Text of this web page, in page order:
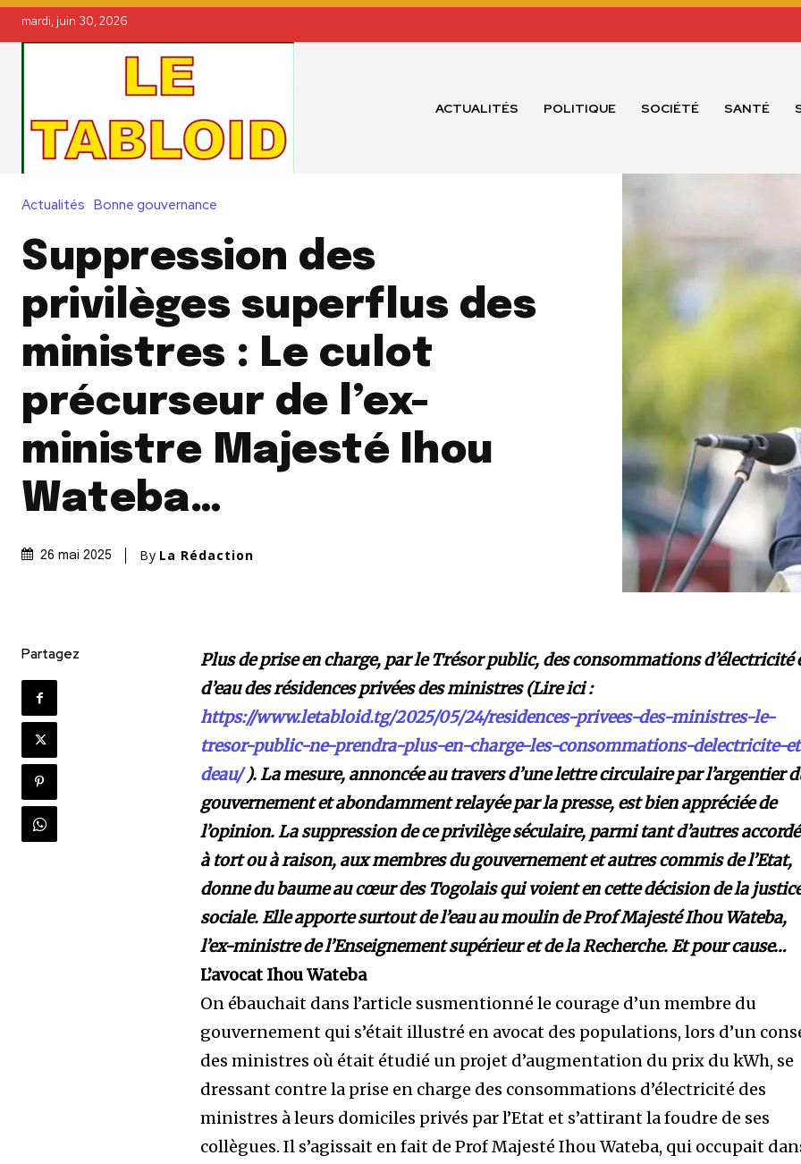
mardi, juin 30, 2026
ACTUALITÉS POLITIQUE SOCIÉTÉ SANTÉ
Actualités Bonne gouvernance
Suppression des
privilèges superflus des
ministres : Le culot
précurseur de l’ex-
ministre Majesté Ihou
Wateba…
26 mai 2025 By La Rédaction
Partagez
Plus de prise en charge, par le Trésor public, des consommations d’électricité
d’eau des résidences privées des ministres (Lire ici :
https://www.letabloid.tg/2025/05/24/residences-privees-des-ministres-le-
tresor-public-ne-prendra-plus-en-charge-les-consommations-delectricite-
deau/). La mesure, annoncée au travers d’une lettre circulaire par l’argentier
gouvernement et abondamment relayée par la presse, est bien appréciée de
l’opinion. La suppression de ce privilège séculaire, parmi tant d’autres
à tort ou à raison, aux membres du gouvernement et autres commis de l’Etat,
donne du baume au cœur des Togolais qui voient en cette décision de la
sociale. Elle apporte surtout de l’eau au moulin de Prof Majesté Ihou Wateba,
l’ex-ministre de l’Enseignement supérieur et de la Recherche. Et pour cause…
L’avocat Ihou Wateba
On ébauchait dans l’article susmentionné le courage d’un membre du
gouvernement qui s’était illustré en avocat des populations, lors d’un
des ministres où était étudié un projet d’augmentation du prix du kWh, se
dressant contre la prise en charge des consommations d’électricité des
ministres à leurs domiciles privés par l’Etat et s’attirant la foudre de ses
collègues. Il s’agissait en fait de Prof Majesté Ihou Wateba, qui occupait